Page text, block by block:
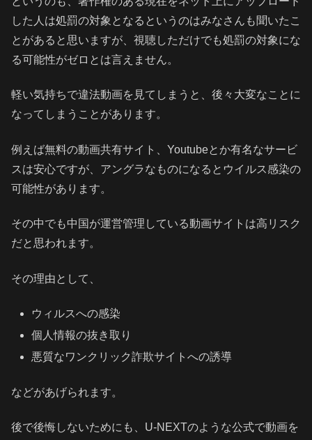
した人は処罰の対象となるというのはみなさんも聞いたこ
とがあると思いますが、視聴しただけでも処罰の対象にな
る可能性がゼロとは言えません。
軽い気持ちで違法動画を見てしまうと、後々大変なことに
なってしまうことがあります。
例えば無料の動画共有サイト、Youtubeとか有名なサービ
スは安心ですが、アングラなものになるとウイルス感染の
可能性があります。
その中でも中国が運営管理している動画サイトは高リスク
だと思われます。
その理由として、
ウィルスへの感染
個人情報の抜き取り
悪質なワンクリック詐欺サイトへの誘導
などがあげられます。
後で後悔しないためにも、U-NEXTのような公式で動画を